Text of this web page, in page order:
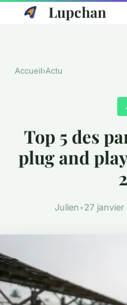
Lupchan
Accueil›Actu
Top 5 des
plug and
Julien•27 janvier